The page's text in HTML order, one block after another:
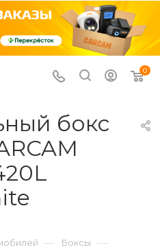
0
бокс
— Боксы —